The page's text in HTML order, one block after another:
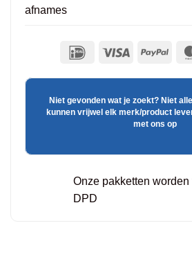
afnames
Niet gevonden wat je zoekt? Niet
kunnen vrijwel elk merk/product
met ons op
Onze pakketten worden
DPD